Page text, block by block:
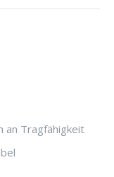
an Tragfähigkeit